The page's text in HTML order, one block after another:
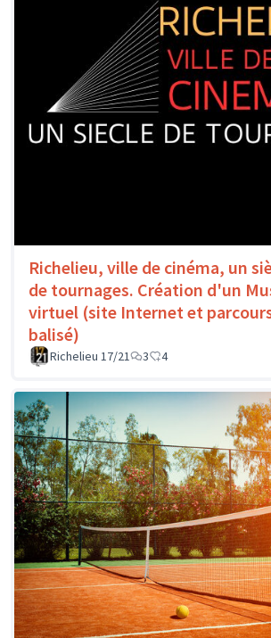
Richelieu, ville de cinéma, un
de tournages. Création d'un
virtuel (site Internet et
balisé)
Richelieu 17/21 3 4